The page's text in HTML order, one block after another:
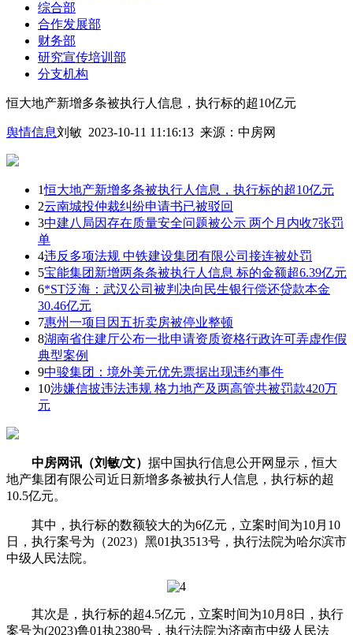
综合部
合作发展部
财务部
研究宣传培训部
分支机构
恒大地产新增多条被执行人信息，执行标的超10亿元
舆情信息刘敏 2023-10-11 11:16:13 来源： 中房网
1恒大地产新增多条被执行人信息，执行标的超10亿元
2云南城投仲裁纠纷申请书已被驳回
3中建八局因存在质量安全问题被公示 两个月内收7张罚
单
4违反多项法规 中铁建设集团有限公司接连被处罚
5宝能集团新增两条条被执行人信息 标的金额超6.39亿元
6*ST泛海：武汉公司被判决向民生银行偿还贷款本金
30.46亿元
7惠州一项目因五折卖房被停业整顿
8湖南省住建厅公布一批申请资质资格行政许可弄虚作假
典型案例
9中骏集团：境外美元优先票据出现违约事件
10涉嫌信披违法违规 格力地产及两高管共被罚款420万
元
中房网讯（刘敏/文） 据中国执行信息公开网显示，恒大
地产集团有限公司近日新增多条被执行人信息，执行标的超
10.5亿元。
其中，执行标的数额较大的为6亿元，立案时间为10月10
日，执行案号为（2023）黑01执3513号，执行法院为哈尔滨市
中级人民法院。
其次是，执行标的超4.5亿元，立案时间为10月8日，执行
案号为(2023)鲁01执2380号，执行法院为济南市中级人民法